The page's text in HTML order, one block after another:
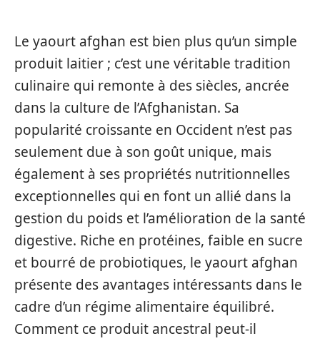
Le yaourt afghan est bien plus qu’un simple
produit laitier ; c’est une véritable tradition
culinaire qui remonte à des siècles, ancrée
dans la culture de l’Afghanistan. Sa
popularité croissante en Occident n’est pas
seulement due à son goût unique, mais
également à ses propriétés nutritionnelles
exceptionnelles qui en font un allié dans la
gestion du poids et l’amélioration de la santé
digestive. Riche en protéines, faible en sucre
et bourré de probiotiques, le yaourt afghan
présente des avantages intéressants dans le
cadre d’un régime alimentaire équilibré.
Comment ce produit ancestral peut-il